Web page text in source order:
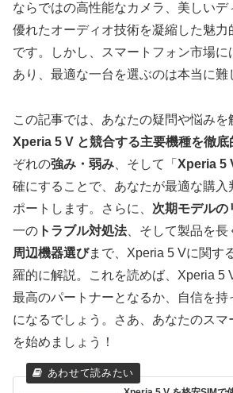
ならではの高性能なカメラ、美しいデ
優れたオーディオ技術を凝縮した魅力
です。しかし、スマートフォン市場
あり、最適な一台を選ぶのは本当に難
この記事では、あなたの疑問や悩みを
Xperia 5 V と競合する主要機種を徹底
ぞれの強み・弱み 、そして「 Xperia 5
確にすることで、あなたが最適な購入
ポートします。さらに、 次期モデルの
一の トラブル対処法、そして製品を長
周辺機器選びまで、Xperia 5 Vに関す
羅的に解説。これを読めば、Xperia 5
最高のパートナーとなるか、自信を持
になるでしょう。さあ、あなたのスマ
を始めましょう！